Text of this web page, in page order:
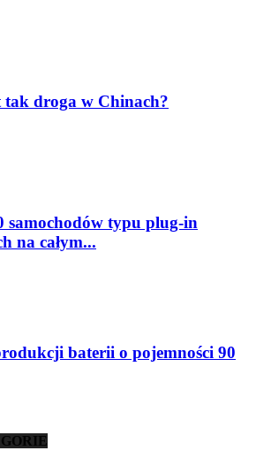
tak droga w Chinach?
samochodów typu plug-in
na całym...
baterii o pojemności 90